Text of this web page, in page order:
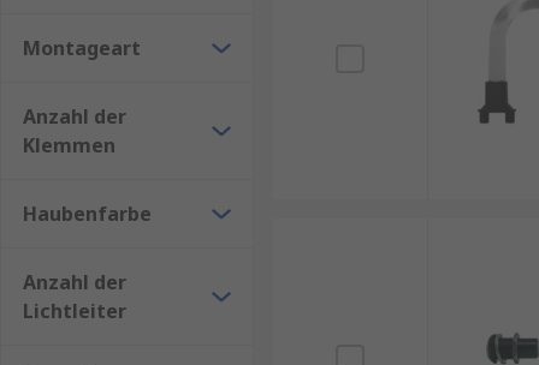
Montageart
Anzahl der
Klemmen
Haubenfarbe
Anzahl der
Lichtleiter